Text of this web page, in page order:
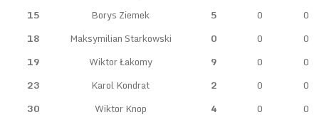
15
Borys Ziemek 5 0
0
18
Maksymilian Starkowski 0 0
0
19
Wiktor Łakomy 9 0
0
23
Karol Kondrat 2 0
0
30
Wiktor Knop 4 0
0